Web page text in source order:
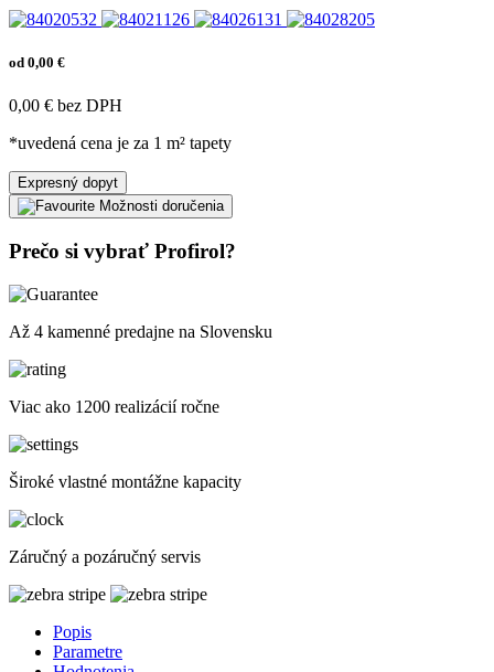
od 0,00 €
0,00 € bez DPH
*uvedená cena je za 1 m² tapety
Expresný dopyt
Možnosti doručenia
Prečo si vybrať Profirol?
Až 4 kamenné predajne na Slovensku
Viac ako 1200 realizácií ročne
Široké vlastné montážne kapacity
Záručný a pozáručný servis
Popis
Parametre